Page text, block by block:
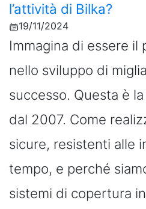
l’attività di Bilka?
19/11/2024
Immagina di essere
nello sviluppo di
successo. Questa è
dal 2007. Come
sicure, resistenti alle
tempo, e perché
sistemi di copertura